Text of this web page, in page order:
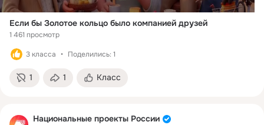
Если бы Золотое кольцо было компанией друзей
1 461 просмотр
3 класса Поделились: 1
1 1 Класс
Национальные проекты России